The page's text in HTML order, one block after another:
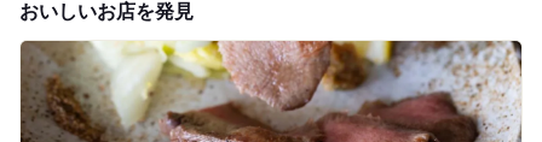
おいしいお店を発見